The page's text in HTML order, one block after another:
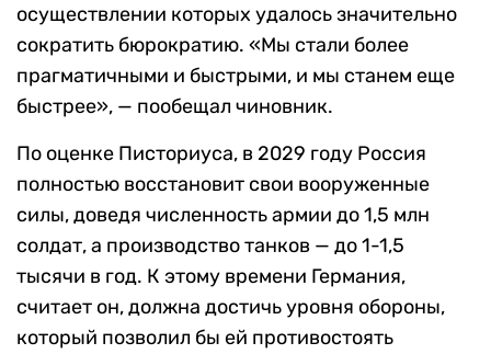
осуществлении которых удалось значительно
сократить бюрократию. «Мы стали более
прагматичными и быстрыми, и мы станем еще
быстрее», — пообещал чиновник.
По оценке Писториуса, в 2029 году Россия
полностью восстановит свои вооруженные
силы, доведя численность армии до 1,5 млн
солдат, а производство танков — до 1-1,5
тысячи в год. К этому времени Германия,
считает он, должна достичь уровня обороны,
который позволил бы ей противостоять